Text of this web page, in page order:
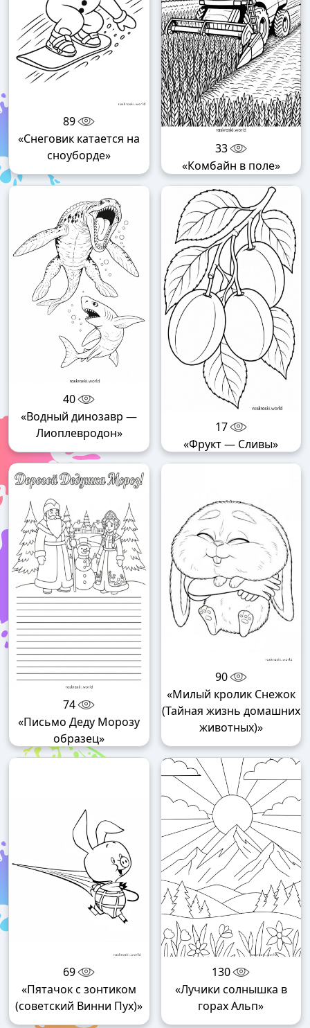
89
«Снеговик катается на
сноуборде»
33
«Комбайн в поле»
40
«Водный динозавр —
Лиоплевродон»
17
«Фрукт — Сливы»
74
«Письмо Деду Морозу
образец»
90
«Милый кролик Снежок
(Тайная жизнь домашних
животных)»
69
«Пятачок с зонтиком
(советский Винни Пух)»
130
«Лучики солнышка в
горах Альп»